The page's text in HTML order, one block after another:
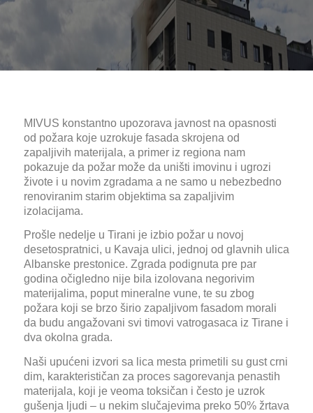
MIVUS konstantno upozorava javnost na opasnosti
od požara koje uzrokuje fasada skrojena od
zapaljivih materijala, a primer iz regiona nam
pokazuje da požar može da uništi imovinu i ugrozi
živote i u novim zgradama a ne samo u nebezbedno
renoviranim starim objektima sa zapaljivim
izolacijama.
Prošle nedelje u Tirani je izbio požar u novoj
desetospratnici, u Kavaja ulici, jednoj od glavnih ulica
Albanske prestonice. Zgrada podignuta pre par
godina očigledno nije bila izolovana negorivim
materijalima, poput mineralne vune, te su zbog
požara koji se brzo širio zapaljivom fasadom morali
da budu angažovani svi timovi vatrogasaca iz Tirane i
dva okolna grada.
Naši upućeni izvori sa lica mesta primetili su gust crni
dim, karakterističan za proces sagorevanja penastih
materijala, koji je veoma toksičan i često je uzrok
gušenja ljudi – u nekim slučajevima preko 50% žrtava